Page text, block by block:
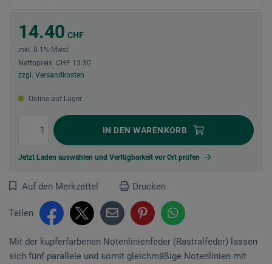
14.40 CHF
inkl. 8.1% Mwst
Nettopreis: CHF 13.30
zzgl. Versandkosten
Online auf Lager
IN DEN WARENKORB
Jetzt Laden auswählen und Verfügbarkeit vor Ort prüfen
Auf den Merkzettel Drucken
Teilen
Mit der kupferfarbenen Notenlinienfeder (Rastralfeder) lassen
sich fünf parallele und somit gleichmäßige Notenlinien mit